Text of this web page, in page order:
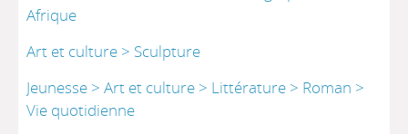
Afrique
Art et culture > Sculpture
Jeunesse > Art et culture > Littérature > Roman >
Vie quotidienne